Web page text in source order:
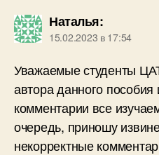
Наталья:
15.02.2023 в 17:54
Уважаемые студенты
автора данного пособия
комментарии все
очередь, приношу
некорректные